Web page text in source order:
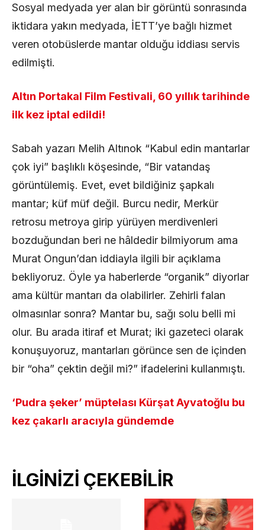
Sosyal medyada yer alan bir görüntü sonrasında
iktidara yakın medyada, İETT’ye bağlı hizmet
veren otobüslerde mantar olduğu iddiası servis
edilmişti.
Altın Portakal Film Festivali, 60 yıllık tarihinde
ilk kez iptal edildi!
Sabah yazarı Melih Altınok “Kabul edin mantarlar
çok iyi” başlıklı köşesinde, “Bir vatandaş
görüntülemiş. Evet, evet bildiğiniz şapkalı
mantar; küf müf değil. Burcu nedir, Merkür
retrosu metroya girip yürüyen merdivenleri
bozduğundan beri ne hâldedir bilmiyorum ama
Murat Ongun’dan iddiayla ilgili bir açıklama
bekliyoruz. Öyle ya haberlerde “organik” diyorlar
ama kültür mantarı da olabilirler. Zehirli falan
olmasınlar sonra? Mantar bu, sağı solu belli mi
olur. Bu arada itiraf et Murat; iki gazeteci olarak
konuşuyoruz, mantarları görünce sen de içinden
bir “oha” çektin değil mi?” ifadelerini kullanmıştı.
‘Pudra şeker’ müptelası Kürşat Ayvatoğlu bu
kez çakarlı aracıyla gündemde
İLGİNİZİ ÇEKEBİLİR